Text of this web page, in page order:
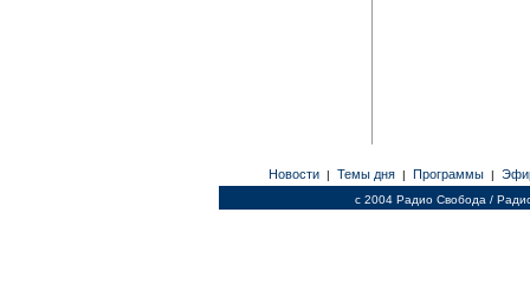
Новости | Темы дня | Программы |
c 2004 Радио Свобода /